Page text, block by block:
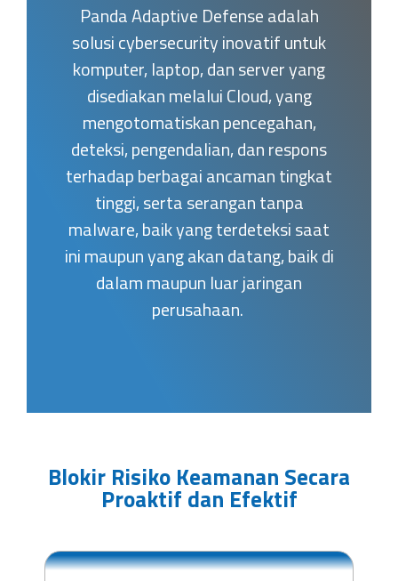
Panda Adaptive Defense adalah
solusi cybersecurity inovatif untuk
komputer, laptop, dan server yang
disediakan melalui Cloud, yang
mengotomatiskan pencegahan,
deteksi, pengendalian, dan respons
terhadap berbagai ancaman tingkat
tinggi, serta serangan tanpa
malware, baik yang terdeteksi saat
ini maupun yang akan datang, baik di
dalam maupun luar jaringan
perusahaan.
Blokir Risiko Keamanan Secara
Proaktif dan Efektif